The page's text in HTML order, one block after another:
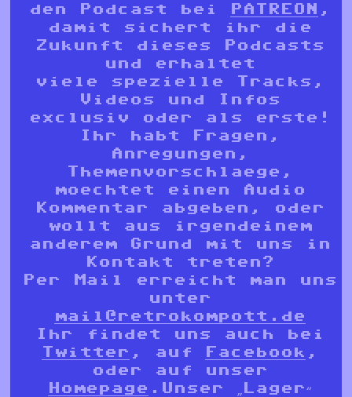
den Podcast bei
PATREON
,
damit sichert ihr die
Zukunft dieses Podcasts
und erhaltet
viele spezielle Tracks,
Videos und Infos
exclusiv oder als erste!
Ihr habt Fragen,
Anregungen,
Themenvorschlaege,
moechtet einen Audio
Kommentar abgeben, oder
wollt aus irgendeinem
anderem Grund mit uns in
Kontakt treten?
Per Mail erreicht man uns
unter
mail@retrokompott.de
Ihr findet uns auch bei
Twitter , auf Facebook ,
oder auf unser
Homepage .Unser „Lager“